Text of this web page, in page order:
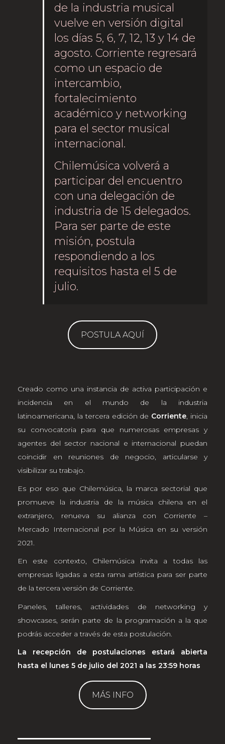
de la industria musical
vuelve en versión digital
los días 5, 6, 7, 12, 13 y 14 de
agosto. Corriente regresará
como un espacio de
intercambio,
fortalecimiento
académico y networking
para el sector musical
internacional.
Chilemúsica volverá a
participar del encuentro
con una delegación de
industria de 15 delegados.
Para ser parte de este
misión, postula
respondiendo a los
requisitos hasta el 5 de
julio.
POSTULA AQUÍ
Creado como una instancia de activa participación e
incidencia en el mundo de la industria
latinoamericana, la tercera edición de Corriente , inicia
su convocatoria para que numerosas empresas y
agentes del sector nacional e internacional puedan
coincidir en reuniones de negocio, articularse y
visibilizar su trabajo.
Es por eso que Chilemúsica, la marca sectorial que
promueve la industria de la música chilena en el
extranjero, renueva su alianza con Corriente –
Mercado Internacional por la Música en su versión
2021.
En este contexto, Chilemúsica invita a todas las
empresas ligadas a esta rama artística para ser parte
de la tercera versión de Corriente.
Paneles, talleres, actividades de networking y
showcases, serán parte de la programación a la que
podrás acceder a través de esta postulación.
La recepción de postulaciones estará abierta
hasta el lunes 5 de julio del 2021 a las 23:59 horas
MÁS INFO